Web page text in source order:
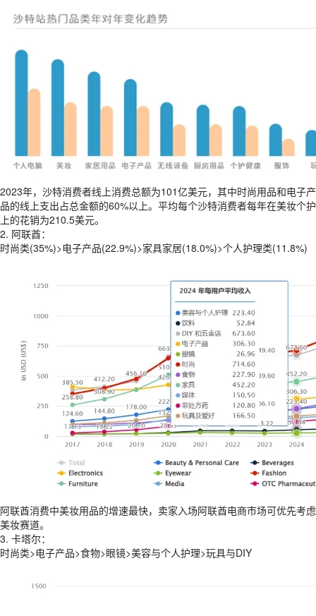
2023年，沙特消费者线上消费总额为101亿美元，其中时尚用品和电子产
品的线上支出占总金额的60%以上。平均每个沙特消费者每年在美妆个护
上的花销为210.5美元。
2. 阿联酋：
时尚类(35%)>电子产品(22.9%)>家具家居(18.0%)>个人护理类(11.8%)
阿联酋消费中美妆用品的增速最快，卖家入场阿联酋电商市场可优先考虑
美妆赛道。
3. 卡塔尔：
时尚类>电子产品>食物>眼镜>美容与个人护理>玩具与DIY